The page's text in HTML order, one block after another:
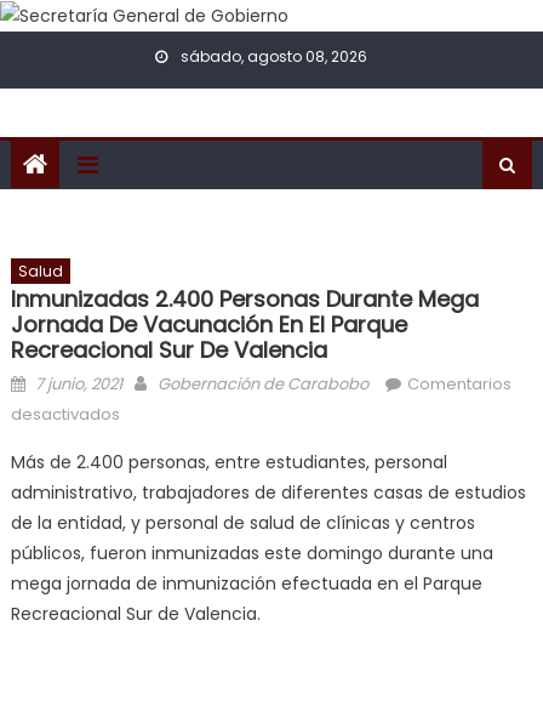
Skip to content
sábado, agosto 08, 2026
Salud
Inmunizadas 2.400 Personas Durante Mega
Jornada De Vacunación En El Parque
Recreacional Sur De Valencia
Posted on
7 junio, 2021 Author
Gobernación de Carabobo
Comentarios
desactivados
Sur de Valencia
Más de 2.400 personas, entre estudiantes, personal
administrativo, trabajadores de diferentes casas de estudios
de la entidad, y personal de salud de clínicas y centros
públicos, fueron inmunizadas este domingo durante una
mega jornada de inmunización efectuada en el Parque
Recreacional Sur de Valencia.